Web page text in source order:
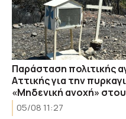
Παράσταση πολιτικής
Αττικής για την
«Μηδενική ανοχή»
05/08 11:27